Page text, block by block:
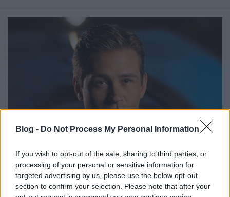
Blog - Do Not Process My Personal Information
If you wish to opt-out of the sale, sharing to third parties, or
processing of your personal or sensitive information for
targeted advertising by us, please use the below opt-out
section to confirm your selection. Please note that after your
Connor Trinneer az Enterprise
kaszájáról és a brutális castingról